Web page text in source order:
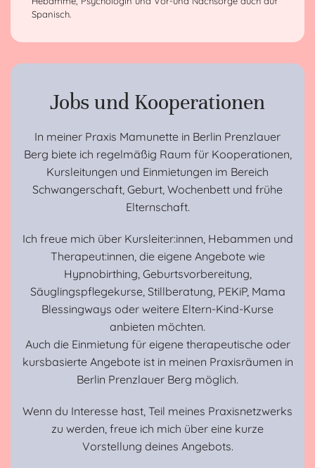
Spanisch.
Jobs und Kooperationen
In meiner Praxis Mamunette in Berlin Prenzlauer
Berg biete ich regelmäßig Raum für Kooperationen,
Kursleitungen und Einmietungen im Bereich
Schwangerschaft, Geburt, Wochenbett und frühe
Elternschaft.
Ich freue mich über Kursleiter:innen, Hebammen und
Therapeut:innen, die eigene Angebote wie
Hypnobirthing, Geburtsvorbereitung,
Säuglingspflegekurse, Stillberatung, PEKiP, Mama
Blessingways oder weitere Eltern-Kind-Kurse
anbieten möchten.
Auch die Einmietung für eigene therapeutische oder
kursbasierte Angebote ist in meinen Praxisräumen in
Berlin Prenzlauer Berg möglich.
Wenn du Interesse hast, Teil meines Praxisnetzwerks
zu werden, freue ich mich über eine kurze
Vorstellung deines Angebots.